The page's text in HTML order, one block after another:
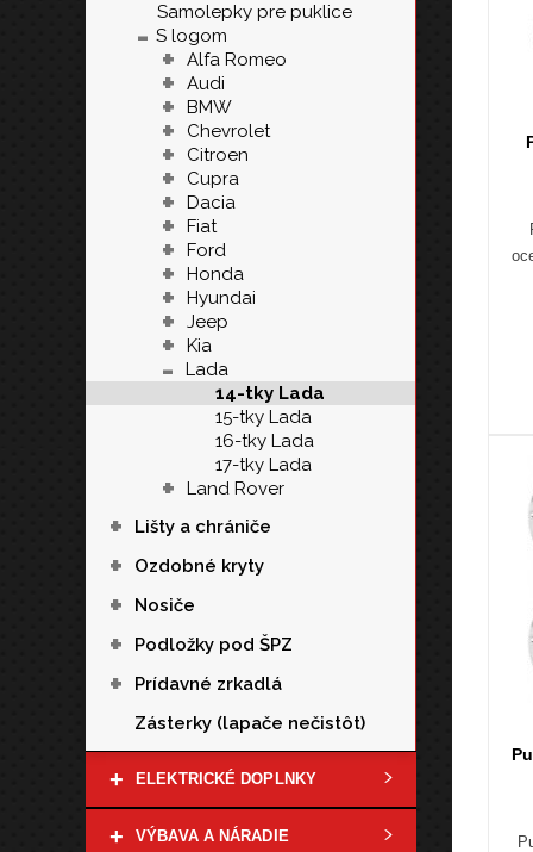
Samolepky pre puklice
- S logom
+ Alfa Romeo
+ Audi
+ BMW
+ Chevrolet
+ Citroen
+ Cupra
+ Dacia
+ Fiat
+ Ford
+ Honda
+ Hyundai
+ Jeep
+ Kia
-
Lada
14-tky Lada
15-tky Lada
16-tky Lada
17-tky Lada
+ Land Rover
+ Lišty a chrániče
+ Ozdobné kryty
+ Nosiče
+ Podložky pod ŠPZ
+
Prídavné zrkadlá
Zásterky (lapače nečistôt)
+ ELEKTRICKÉ DOPLNKY
+ VÝBAVA A NÁRADIE